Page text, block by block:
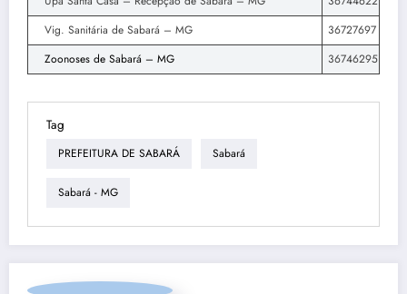
Vig. Sanitária de Sabará – MG
36727697
Zoonoses de Sabará – MG
36746295
Tag
PREFEITURA DE SABARÁ Sabará
Sabará - MG